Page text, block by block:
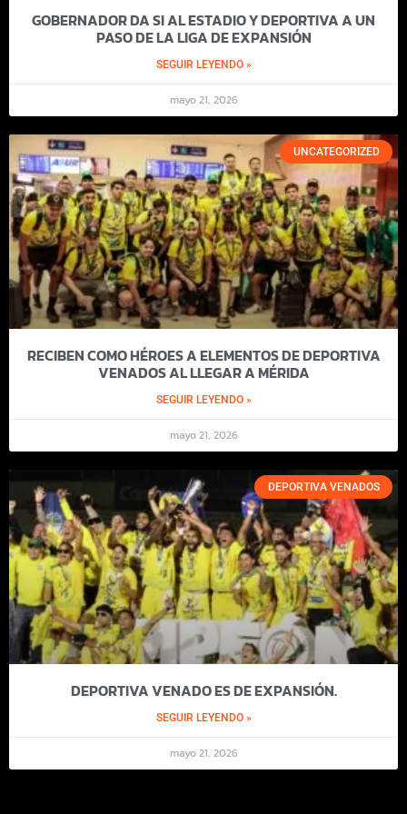
GOBERNADOR DA SI AL ESTADIO Y DEPORTIVA A UN
PASO DE LA LIGA DE EXPANSIÓN
SEGUIR LEYENDO »
mayo 21, 2026
UNCATEGORIZED
RECIBEN COMO HÉROES A ELEMENTOS DE DEPORTIVA
VENADOS AL LLEGAR A MÉRIDA
SEGUIR LEYENDO »
mayo 21, 2026
DEPORTIVA VENADOS
DEPORTIVA VENADO ES DE EXPANSIÓN.
SEGUIR LEYENDO »
mayo 21, 2026